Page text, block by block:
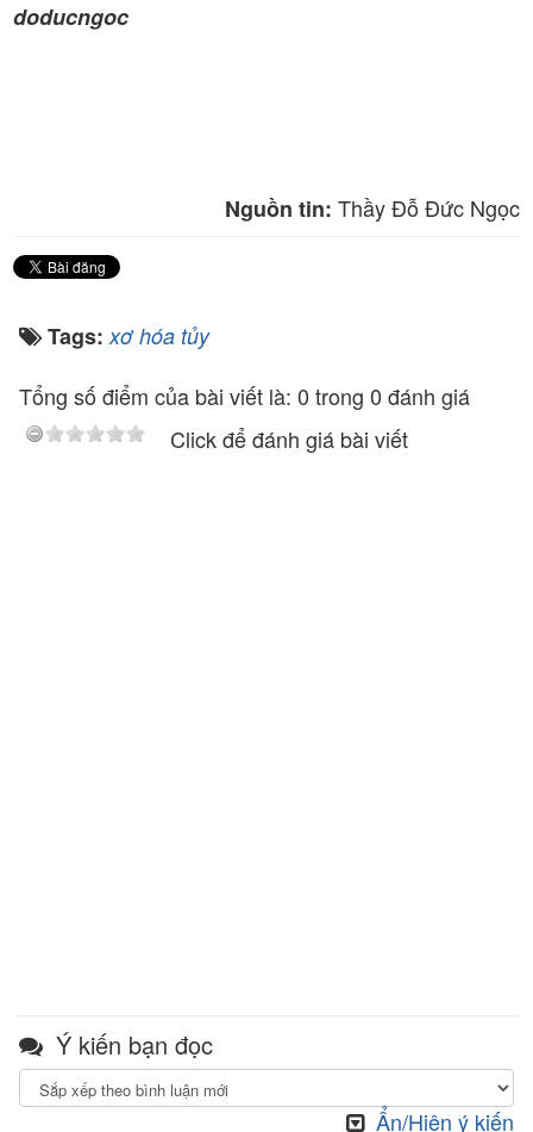
doducngoc
Nguồn tin: Thầy Đỗ Đức Ngọc
Tags:xơ hóa tủy
Tổng số điểm của bài viết là: 0 trong 0 đánh giá
Click để đánh giá bài viết
Ý kiến bạn đọc
Ẩn/Hiện ý kiến